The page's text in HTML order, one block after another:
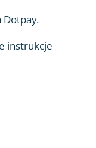
Dotpay.
instrukcje